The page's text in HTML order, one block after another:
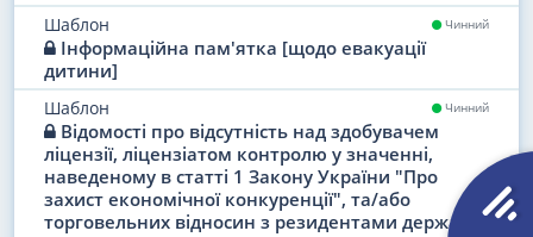
Судова система та судочинство
Державний устрій
Бюджетні відносини
Захист держави та правопорядок
Природні ресурси. Екологія
Чинний
Шаблон
Інформаційна пам'ятка [щодо евакуації
дитини]
Чинний
Шаблон
Відомості про відсутність над здобувачем
ліцензії, ліцензіатом контролю у значенні,
наведеному в статті 1 Закону України "Про
захист економічної конкуренції", та/або
торговельних відносин з резидентами держав,